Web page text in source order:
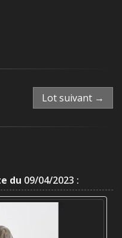
Lot suivant →
du 09/04/2023 :